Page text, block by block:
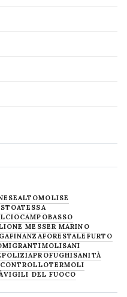
ALTOMOLISE
ATESSA
CAMPOBASSO
MESSER MARINO
FINANZAFORESTALE FURTO
MIGRANTIMOLISANI
POLIZIAPROFUGHISANITÀ
TERMOLI
VIGILI DEL FUOCO